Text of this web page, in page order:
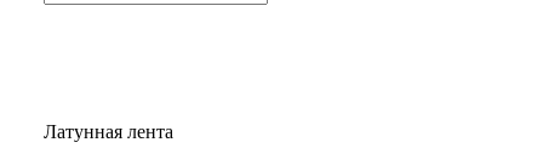
Латунная лента